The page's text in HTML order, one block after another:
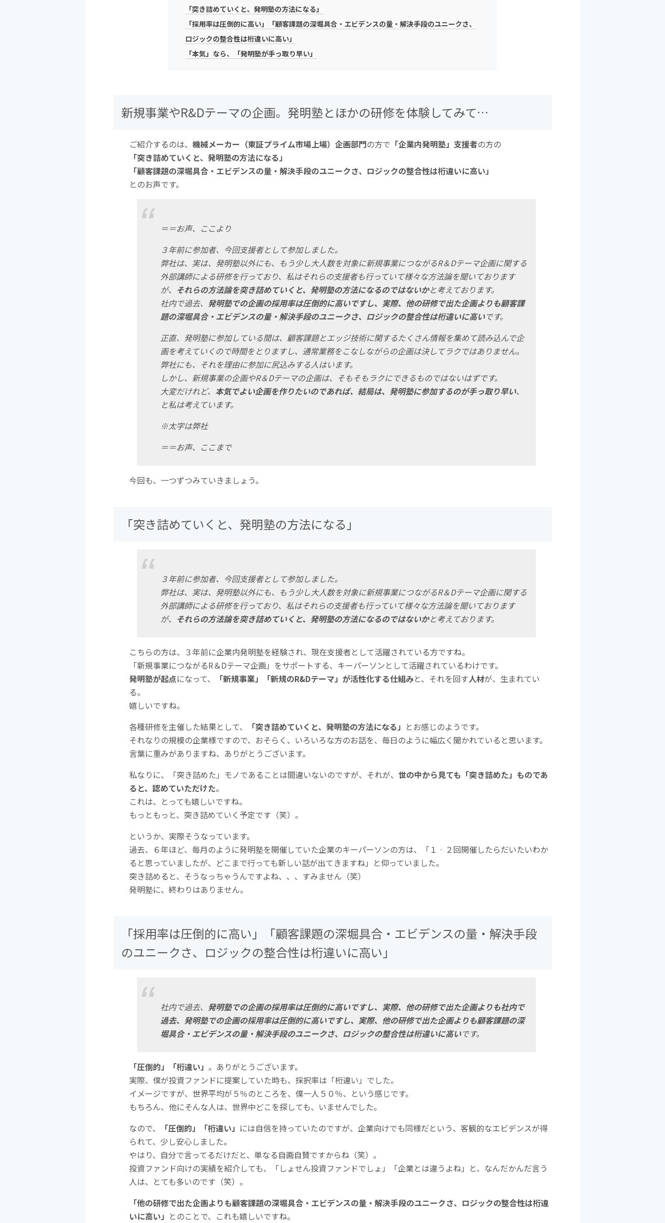
「突き詰めていくと、発明塾の方法になる」
「採用率は圧倒的に高い」「顧客課題の深堀具合・エビデンスの量・解決手段のユニークさ、
ロジックの整合性は桁違いに高い」
「本気」なら、「発明塾が手っ取り早い」
新規事業やR&Dテーマの企画。発明塾とほかの研修を体験してみて…
ご紹介するのは、 機械メーカー（東証プライム市場上場）企画部門の方で 「企業内発明塾」支援者の方の
「突き詰めていくと、発明塾の方法になる」
「顧客課題の深堀具合・エビデンスの量・解決手段のユニークさ、ロジックの整合性は桁違いに高い」
とのお声です。
＝＝お声、ここより
３年前に参加者、今回支援者として参加しました。
弊社は、実は、発明塾以外にも、もう少し大人数を対象に新規事業につながるR＆Dテーマ企画に関する
外部講師による研修を行っており、 私はそれらの支援者も行っていて様々な方法論を聞いております
が、 それらの方法論を突き詰めていくと、発明塾の方法になるのではないかと考えております。
社内で過去、 発明塾での企画の採用率は圧倒的に高いですし、実際、他の研修で出た企画よりも顧客課
題の深堀具合・エビデンスの量・解決手段のユニークさ、ロジックの整合性は桁違いに高いです。
正直、発明塾に参加している間は、顧客課題とエッジ技術に関するたくさん情報を集めて読み込んで企
画を考えていくので時間をとりますし、通常業務をこなしながらの企画は決してラクではありません。
弊社にも、それを理由に参加に尻込みする人はいます。
しかし、新規事業の企画やR＆Dテーマの企画は、そもそもラクにできるものではないはずです。
大変だけれど、 本気でよい企画を作りたいのであれば、結局は、発明塾に参加するのが手っ取り早い、
と私は考えています。
※太字は弊社
＝＝お声、ここまで
今回も、一つずつみていきましょう。
「突き詰めていくと、発明塾の方法になる」
３年前に参加者、今回支援者として参加しました。
弊社は、実は、発明塾以外にも、もう少し大人数を対象に新規事業につながるR＆Dテーマ企画に関する
外部講師による研修を行っており、 私はそれらの支援者も行っていて様々な方法論を聞いております
が、 それらの方法論を突き詰めていくと、発明塾の方法になるのではないかと考えております。
こちらの方は、３年前に企業内発明塾を経験され、現在支援者として活躍されている方ですね。
「新規事業につながるR＆Dテーマ企画」をサポートする、キーパーソンとして活躍されているわけです。
発明塾が起点になって、 「新規事業」「新規のR&Dテーマ」が活性化する仕組みと、それを回す人材が、生まれてい
る。
嬉しいですね。
各種研修を主催した結果として、
「突き詰めていくと、発明塾の方法になる」 とお感じのようです。
それなりの規模の企業様ですので、おそらく、いろいろな方のお話を、毎日のように幅広く聞かれていると思います。
言葉に重みがありますね、ありがとうございます。
私なりに、「突き詰めた」モノであることは間違いないのですが、それが、 世の中から見ても「突き詰めた」ものであ
ると、認めていただけた。
これは、とっても嬉しいですね。
もっともっと、突き詰めていく予定です（笑）。
というか、実際そうなっています。
過去、６年ほど、毎月のように発明塾を開催していた企業のキーパーソンの方は、「１‐２回開催したらだいたいわか
ると思っていましたが、どこまで行っても新しい話が出てきますね」と仰っていました。
突き詰めると、そうなっちゃうんですよね、、、すみません（笑）
発明塾に、終わりはありません。
「採用率は圧倒的に高い」「顧客課題の深堀具合・エビデンスの量・解決手段
のユニークさ、ロジックの整合性は桁違いに高い」
社内で過去、 発明塾での企画の採用率は圧倒的に高いですし、実際、他の研修で出た企画よりも社内で
過去、発明塾での企画の採用率は圧倒的に高いですし、実際、他の研修で出た企画よりも顧客課題の深
堀具合・エビデンスの量・解決手段のユニークさ、ロジックの整合性は桁違いに高いです。
「圧倒的」「桁違い」 。ありがとうございます。
実際、僕が投資ファンドに提案していた時も、採択率は「桁違い」でした。
イメージですが、世界平均が５％のところを、僕一人５０％、という感じです。
もちろん、他にそんな人は、世界中どこを探しても、いませんでした。
なので、
「圧倒的」「桁違い」 には自信を持っていたのですが、企業向けでも同様だという、客観的なエビデンスが得
られて、少し安心しました。
やはり、自分で言ってるだけだと、単なる自画自賛ですからね（笑）。
投資ファンド向けの実績を紹介しても、「しょせん投資ファンドでしょ」「企業とは違うよね」と、なんだかんだ言う
人は、とても多いのです（笑）。
「他の研修で出た企画よりも顧客課題の深堀具合・エビデンスの量・解決手段のユニークさ、ロジックの整合性は桁違
いに高い」 とのことで、これも嬉しいですね。